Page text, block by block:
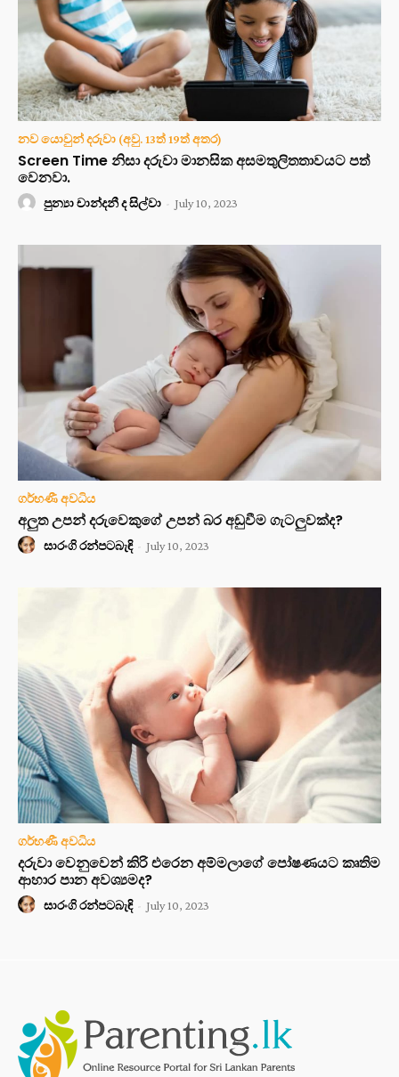
නව යොවුන් දරුවා (අවු. 13ත් 19ත් අතර)
Screen Time නිසා දරුවා මානසික අසමතුලිතතාවයට පත්
වෙනවා.
පුන්‍යා චාන්දනී ද සිල්වා - July 10, 2023
ගර්භණී අවධිය
අලුත උපන් දරුවෙකුගේ උපන් බර අඩුවීම ගැටලුවක්ද?
සාරංගි රන්පටබැඳි - July 10, 2023
ගර්භණී අවධිය
දරුවා වෙනුවෙන් කිරි එරෙන අම්මලාගේ පෝෂණයට කෘතිම
ආහාර පාන අවශ්‍යමද?
සාරංගි රන්පටබැඳි - July 10, 2023